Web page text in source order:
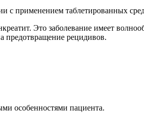
с применением таблетированных
Это заболевание имеет
предотвращение рецидивов.
особенностями пациента.